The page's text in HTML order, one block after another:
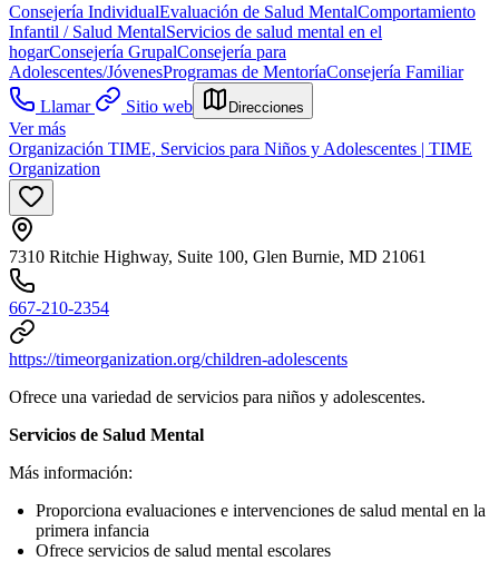
Consejería IndividualEvaluación de Salud MentalComportamiento
Infantil / Salud MentalServicios de salud mental en el
hogarConsejería GrupalConsejería para
Adolescentes/JóvenesProgramas de MentoríaConsejería Familiar
Llamar
Sitio web Direcciones
Ver más
Organización TIME, Servicios para Niños y Adolescentes | TIME
Organization
7310 Ritchie Highway, Suite 100, Glen Burnie, MD 21061
667-210-2354
https://timeorganization.org/children-adolescents
Ofrece una variedad de servicios para niños y adolescentes.
Servicios de Salud Mental
Más información:
Proporciona evaluaciones e intervenciones de salud mental en la
primera infancia
Ofrece servicios de salud mental escolares